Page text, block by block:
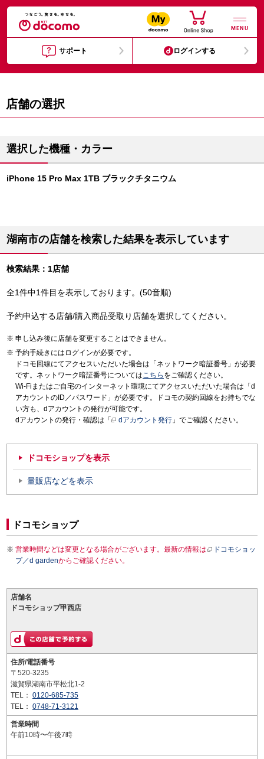
MENU
サポート ログインする
店舗の選択
選択した機種・カラー
iPhone 15 Pro Max 1TB ブラックチタニウム
湖南市の店舗を検索した結果を表示しています
検索結果：1店舗
全1件中1件目を表示しております。(50音順)
予約申込する店舗/購入商品受取り店舗を選択してください。
申し込み後に店舗を変更することはできません。
予約手続きにはログインが必要です。
ドコモ回線にてアクセスいただいた場合は「ネットワーク暗証番号」が必要
です。ネットワーク暗証番号についてはこちら をご確認ください。
Wi-Fiまたはご自宅のインターネット環境にてアクセスいただいた場合は「d
アカウントのID／パスワード」が必要です。ドコモの契約回線をお持ちでな
い方も、dアカウントの発行が可能です。
dアカウントの発行・確認は「
dアカウント発行 」でご確認ください。
ドコモショップを表示
量販店などを表示
ドコモショップ
営業時間などは変更となる場合がございます。最新の情報は
ドコモショッ
プ／d gardenからご確認ください。
店舗名
ドコモショップ甲西店
住所/電話番号
〒520-3235
滋賀県湖南市平松北1-2
TEL： 0120-685-735
TEL： 0748-71-3121
営業時間
午前10時〜午後7時